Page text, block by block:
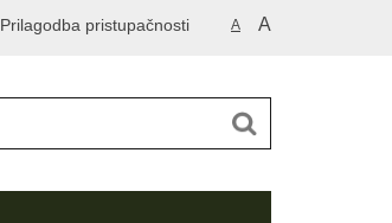
A A
Prilagodba pristupačnosti